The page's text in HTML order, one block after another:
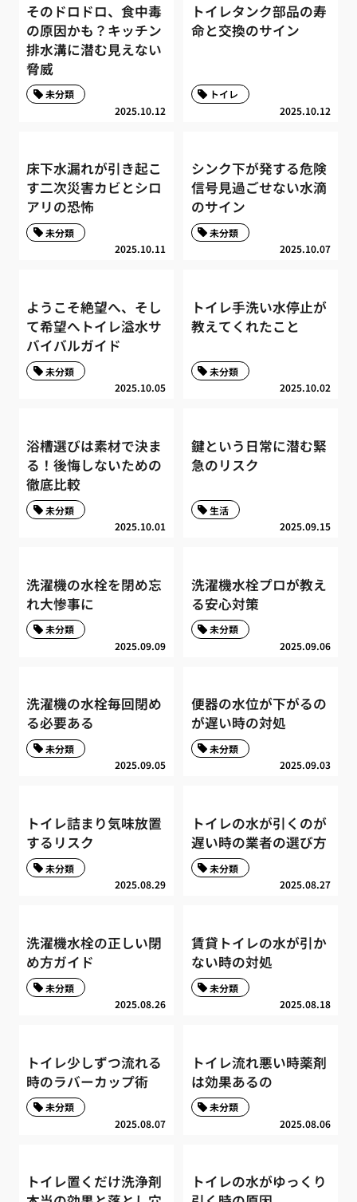
そのドロドロ、食中毒
の原因かも？キッチン
排水溝に潜む見えない
脅威
2025.10.12
未分類
トイレタンク部品の寿
命と交換のサイン
2025.10.12
トイレ
床下水漏れが引き起こ
す二次災害カビとシロ
アリの恐怖
2025.10.11
未分類
シンク下が発する危険
信号見過ごせない水滴
のサイン
2025.10.07
未分類
ようこそ絶望へ、そし
て希望へトイレ溢水サ
バイバルガイド
2025.10.05
未分類
トイレ手洗い水停止が
教えてくれたこと
2025.10.02
未分類
浴槽選びは素材で決ま
る！後悔しないための
徹底比較
2025.10.01
未分類
鍵という日常に潜む緊
急のリスク
2025.09.15
生活
洗濯機の水栓を閉め忘
れ大惨事に
2025.09.09
未分類
洗濯機水栓プロが教え
る安心対策
2025.09.06
未分類
洗濯機の水栓毎回閉め
る必要ある
2025.09.05
未分類
便器の水位が下がるの
が遅い時の対処
2025.09.03
未分類
トイレ詰まり気味放置
するリスク
2025.08.29
未分類
トイレの水が引くのが
遅い時の業者の選び方
2025.08.27
未分類
洗濯機水栓の正しい閉
め方ガイド
2025.08.26
未分類
賃貸トイレの水が引か
ない時の対処
2025.08.18
未分類
トイレ少しずつ流れる
時のラバーカップ術
2025.08.07
未分類
トイレ流れ悪い時薬剤
は効果あるの
2025.08.06
未分類
トイレ置くだけ洗浄剤
トイレの水がゆっくり